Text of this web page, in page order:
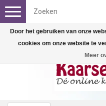
Toggle
navigation
Door het gebruiken van onze
cookies om onze website te
Meer